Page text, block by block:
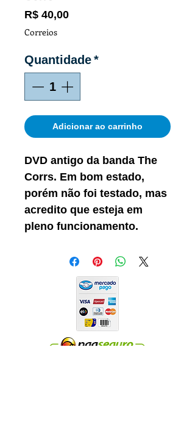
R$ 40,00Preço
Correios
Quantidade*
Adicionar ao carrinho
DVD antigo da banda The
Corrs. Em bom estado,
porém não foi testado, mas
acredito que esteja em
pleno funcionamento.